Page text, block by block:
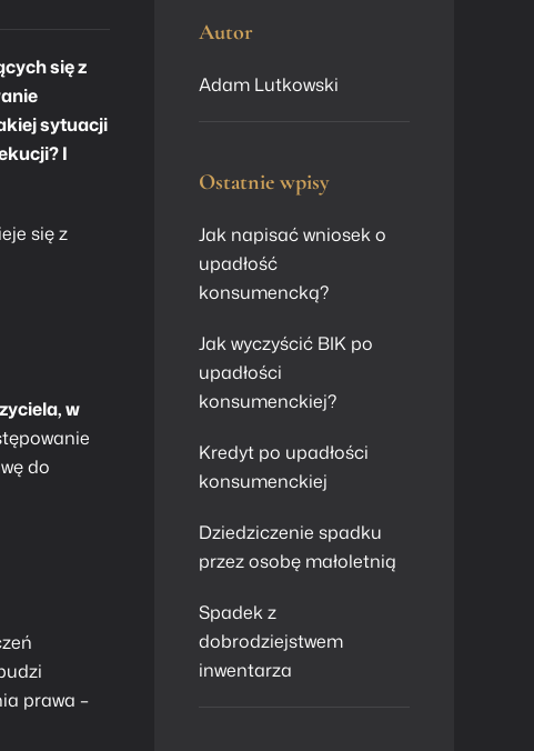
się z
sytuacji
I
się z
w
do
prawa –
Autor
Adam Lutkowski
Ostatnie wpisy
Jak napisać wniosek o
upadłość
konsumencką?
Jak wyczyścić BIK po
upadłości
konsumenckiej?
Kredyt po upadłości
konsumenckiej
Dziedziczenie spadku
przez osobę małoletnią
Spadek z
dobrodziejstwem
inwentarza